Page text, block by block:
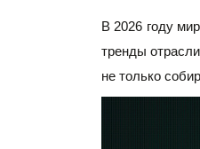
В 2026 году
тренды
не только